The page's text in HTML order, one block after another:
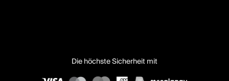
Die höchste Sicherheit mit